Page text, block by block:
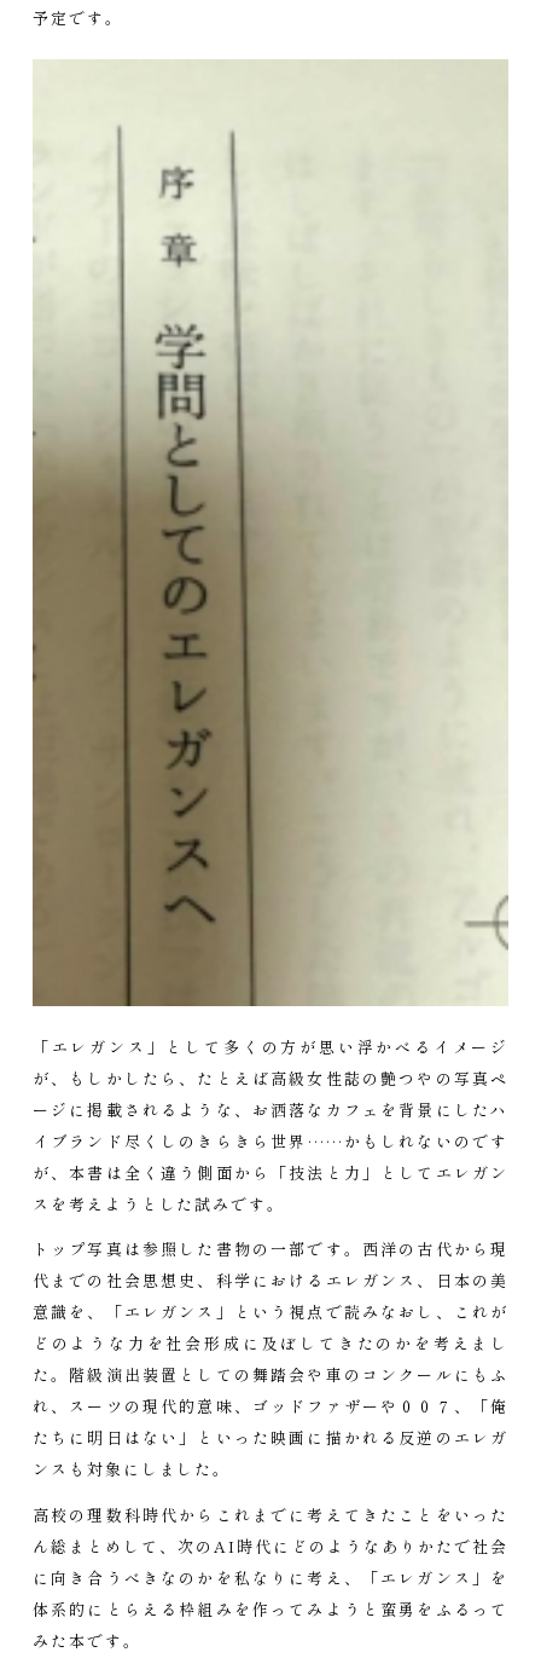
予定です。
「エレガンス」として多くの方が思い浮かべるイメージ
が、もしかしたら、たとえば高級女性誌の艶つやの写真ペ
ージに掲載されるような、お洒落なカフェを背景にしたハ
イブランド尽くしのきらきら世界……かもしれないのです
が、本書は全く違う側面から「技法と力」としてエレガン
スを考えようとした試みです。
トップ写真は参照した書物の一部です。西洋の古代から現
代までの社会思想史、科学におけるエレガンス、日本の美
意識を、「エレガンス」という視点で読みなおし、これが
どのような力を社会形成に及ぼしてきたのかを考えまし
た。階級演出装置としての舞踏会や車のコンクールにもふ
れ、スーツの現代的意味、ゴッドファザーや００７、「俺
たちに明日はない」といった映画に描かれる反逆のエレガ
ンスも対象にしました。
高校の理数科時代からこれまでに考えてきたことをいった
ん総まとめして、次のAI時代にどのようなありかたで社会
に向き合うべきなのかを私なりに考え、「エレガンス」を
体系的にとらえる枠組みを作ってみようと蛮勇をふるって
みた本です。